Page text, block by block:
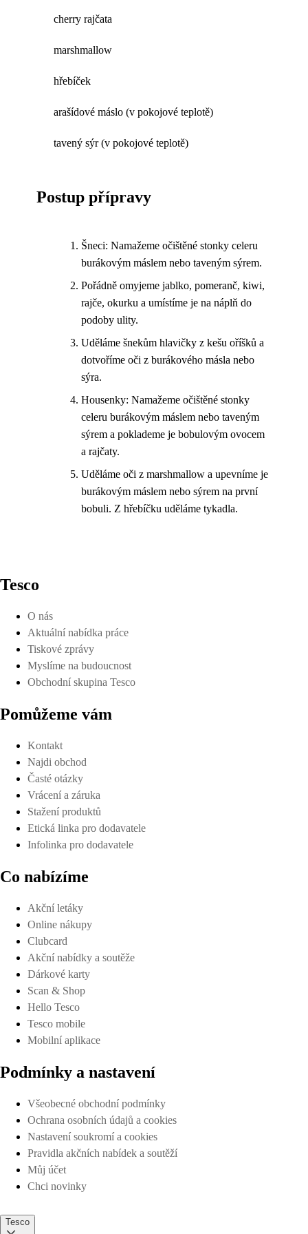
cherry rajčata
marshmallow
hřebíček
arašídové máslo (v pokojové teplotě)
tavený sýr (v pokojové teplotě)
Postup přípravy
Šneci: Namažeme očištěné stonky celeru
burákovým máslem nebo taveným sýrem.
Pořádně omyjeme jablko, pomeranč, kiwi,
rajče, okurku a umístíme je na náplň do
podoby ulity.
Uděláme šnekům hlavičky z kešu oříšků a
dotvoříme oči z burákového másla nebo
sýra.
Housenky: Namažeme očištěné stonky
celeru burákovým máslem nebo taveným
sýrem a poklademe je bobulovým ovocem
a rajčaty.
Uděláme oči z marshmallow a upevníme je
burákovým máslem nebo sýrem na první
bobuli. Z hřebíčku uděláme tykadla.
Tesco
O nás
Aktuální nabídka práce
Tiskové zprávy
Myslíme na budoucnost
Obchodní skupina Tesco
Pomůžeme vám
Kontakt
Najdi obchod
Časté otázky
Vrácení a záruka
Stažení produktů
Etická linka pro dodavatele
Infolinka pro dodavatele
Co nabízíme
Akční letáky
Online nákupy
Clubcard
Akční nabídky a soutěže
Dárkové karty
Scan & Shop
Hello Tesco
Tesco mobile
Mobilní aplikace
Podmínky a nastavení
Všeobecné obchodní podmínky
Ochrana osobních údajů a cookies
Nastavení soukromí a cookies
Pravidla akčních nabídek a soutěží
Můj účet
Chci novinky
Tesco